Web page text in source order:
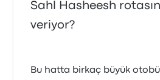
Sahl Hasheesh
veriyor?
Bu hatta birkaç büyük